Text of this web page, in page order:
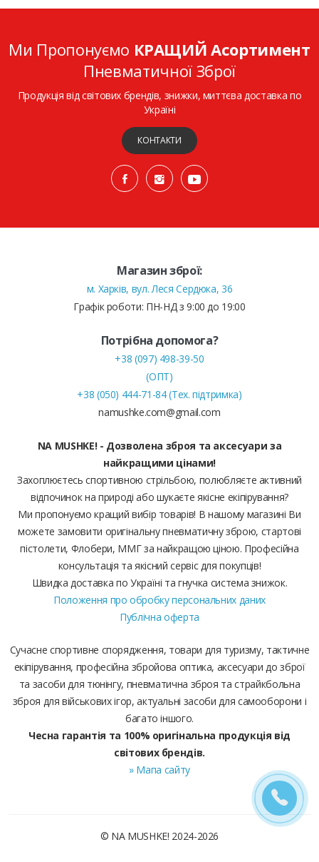
Ми Пропонуємо КРАЩИЙ Асортимент
Пневматичної Зброї
Продукція від світових брендів, знижки, миттєва доставка по
Україні
КОНТАКТИ
Магазин зброї:
м. Харків, вул. Леся Сердюка, 36
Графік роботи: ПН-НД з 9:00 до 19:00
Потрібна допомога?
+38 (097) 498-39-50
(ОПТ)
+38 (050) 444-71-84 (Тех. підтримка)
namushke.com@gmail.com
NA MUSHKE! - Дозволена зброя та аксесуари за
найкращими цінами!
Захоплюєтесь спортивною стрільбою, полюбляєте активний
відпочинок на природі або шукаєте якісне екіпірування?
Ми пропонуємо кращий вибір товарів! В нашому магазині Ви
можете замовити оригінальну пневматичну зброю, стартові
пістолети, Флобери, ММГ за найкращою ціною. Професійна
консультація та якісний сервіс для покупців!
Швидка доставка по Україні та гнучка система знижок.
Положення про обробку персональних даних
Публічна оферта
Сучасне спортивне спорядження, товари для туризму, тактичне
екіпірування, професійна збройова оптика, аксесуари до зброї
та засоби для тюнінгу, пневматична зброя та страйкбольна
зброя для військових ігор, актуальні засоби для самооборони і
багато іншого.
Чесна гарантія та 100% оригінальна продукція від
світових брендів.
» Мапа сайту
© NA MUSHKE! 2024-2026